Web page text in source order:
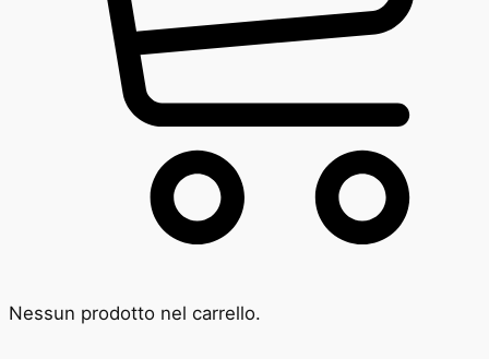
Nessun prodotto nel carrello.